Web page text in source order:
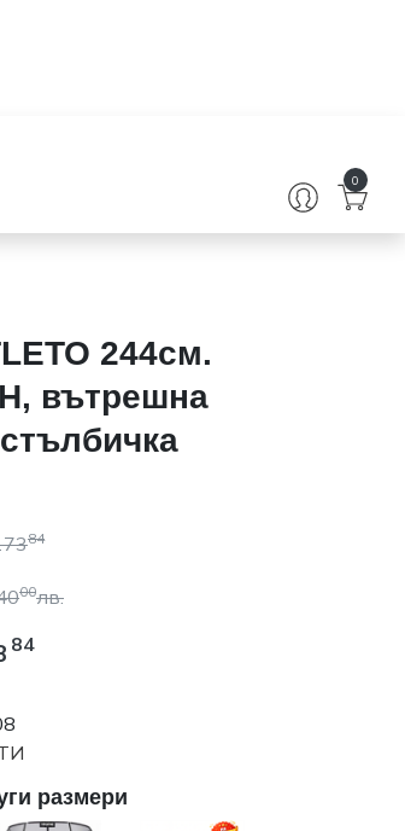
0
244см.
вътрешна
84
00лв.
84
размери